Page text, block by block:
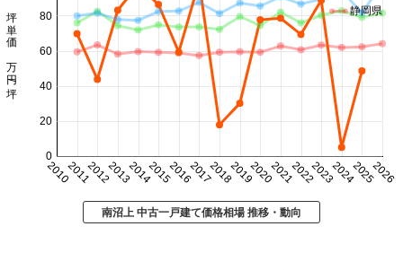
20102011201220132014201520162017201820192020202120222023202420252026
0
20
40
60
80
坪単価 万円/坪
静岡県
南沼上 中古一戸建て価格相場 推移・動向